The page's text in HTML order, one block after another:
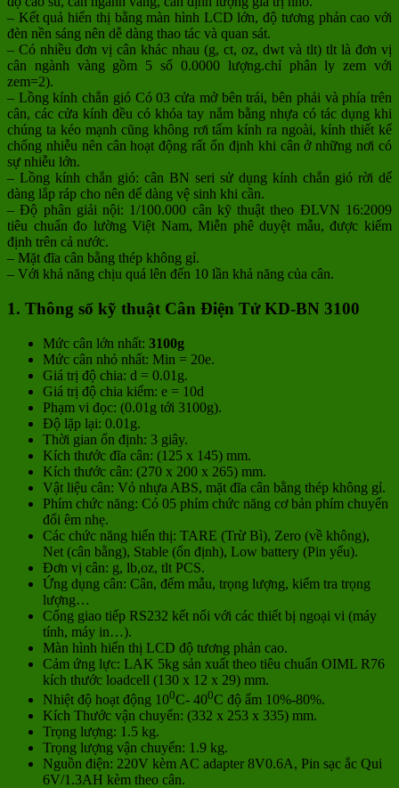
– Kết quả hiển thị bằng màn hình LCD lớn, độ tương phản cao với
đèn nền sáng nên dễ dàng thao tác và quan sát.
– Có nhiều đơn vị cân khác nhau (g, ct, oz, dwt và tlt) tlt là đơn vị
cân ngành vàng gồm 5 số 0.0000 lượng.chỉ phân ly zem với
zem=2).
– Lồng kính chắn gió Có 03 cửa mở bên trái, bên phải và phía trên
cân, các cửa kính đều có khóa tay nắm bằng nhựa có tác dụng khi
chúng ta kéo mạnh cũng không rơi tấm kính ra ngoài, kính thiết kế
chống nhiễu nên cân hoạt động rất ổn định khi cân ở những nơi có
sự nhiễu lớn.
– Lồng kính chắn gió: cân BN seri sử dụng kính chắn gió rời dể
dàng lắp ráp cho nên dể dàng vệ sinh khi cần.
– Độ phân giải nội: 1/100.000 cân kỹ thuật theo ĐLVN 16:2009
tiêu chuẩn đo lường Việt Nam, Miễn phê duyệt mẫu, được kiểm
định trên cả nước.
– Mặt đĩa cân bằng thép không gỉ.
– Với khả năng chịu quá lên đến 10 lần khả năng của cân.
1. Thông số kỹ thuật Cân Điện Tử KD-BN 3100
Mức cân lớn nhất: 3100g
Mức cân nhỏ nhất: Min = 20e.
Giá trị độ chia: d = 0.01g.
Giá trị độ chia kiểm: e = 10d
Phạm vi đọc: (0.01g tới 3100g).
Độ lặp lại: 0.01g.
Thời gian ổn định: 3 giây.
Kích thước đĩa cân: (125 x 145) mm.
Kích thước cân: (270 x 200 x 265) mm.
Vật liệu cân: Vỏ nhựa ABS, mặt đĩa cân bằng thép không gỉ.
Phím chức năng: Có 05 phím chức năng cơ bản phím chuyển
đổi êm nhẹ.
Các chức năng hiển thị: TARE (Trừ Bì), Zero (về không),
Net (cân bằng), Stable (ổn định), Low battery (Pin yếu).
Đơn vị cân: g, lb,oz, tlt PCS.
Ứng dụng cân: Cân, đếm mẫu, trọng lượng, kiểm tra trọng
lượng…
Cổng giao tiếp RS232 kết nối với các thiết bị ngoại vi (máy
tính, máy in…).
Màn hình hiển thị LCD độ tương phản cao.
Cảm ứng lực: LAK 5kg sản xuất theo tiêu chuẩn OIML R76
kích thước loadcell (130 x 12 x 29) mm.
Nhiệt độ hoạt động 100C- 400C độ ẩm 10%-80%.
Kích Thước vận chuyển: (332 x 253 x 335) mm.
Trọng lượng: 1.5 kg.
Trọng lượng vận chuyển: 1.9 kg.
Nguồn điện: 220V kèm AC adapter 8V0.6A, Pin sạc ắc Qui
6V/1.3AH kèm theo cân.